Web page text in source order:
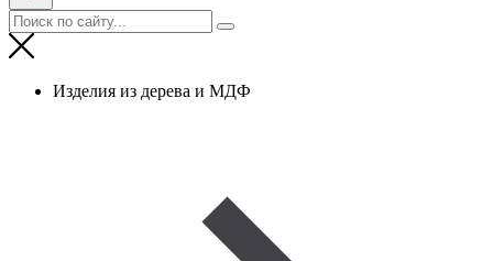
Изделия из дерева и МДФ